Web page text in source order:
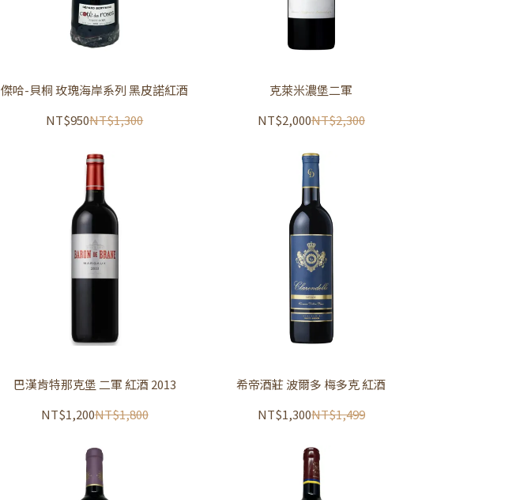
傑哈-貝桐 玫瑰海岸系列 黑皮諾紅酒
NT$950NT$1,300
克萊米濃堡二軍
NT$2,000NT$2,300
巴漢肯特那克堡 二軍 紅酒 2013
NT$1,200NT$1,800
希帝酒莊 波爾多 梅多克 紅酒
NT$1,300NT$1,499